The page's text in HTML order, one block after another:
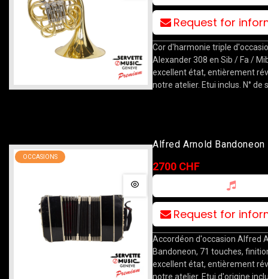
Request for
Cor d'harmonie triple
Alexander 308 en Sib / Fa /
excellent état, entièrement
notre atelier. Etui inclus. N° de
OCCASIONS
Alfred Arnold Bandoneon
2700 CHF
Request for
Accordéon d'occasion Alfred
Bandoneon, 71 touches,
excellent état, entièrement
notre atelier. Etui d'origine